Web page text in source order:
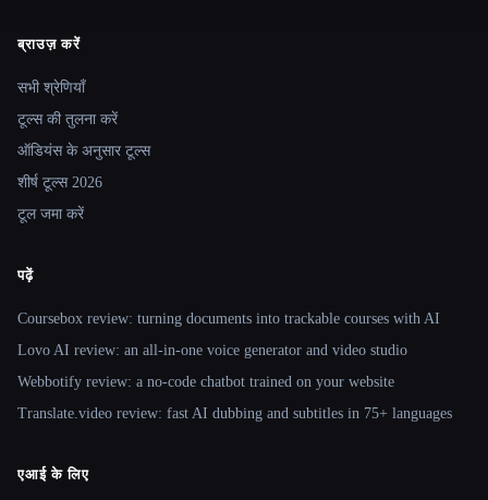
Site navigation
ब्राउज़ करें
सभी श्रेणियाँ
टूल्स की तुलना करें
ऑडियंस के अनुसार टूल्स
शीर्ष टूल्स 2026
टूल जमा करें
पढ़ें
Coursebox review: turning documents into trackable courses with AI
Lovo AI review: an all-in-one voice generator and video studio
Webbotify review: a no-code chatbot trained on your website
Translate.video review: fast AI dubbing and subtitles in 75+ languages
एआई के लिए